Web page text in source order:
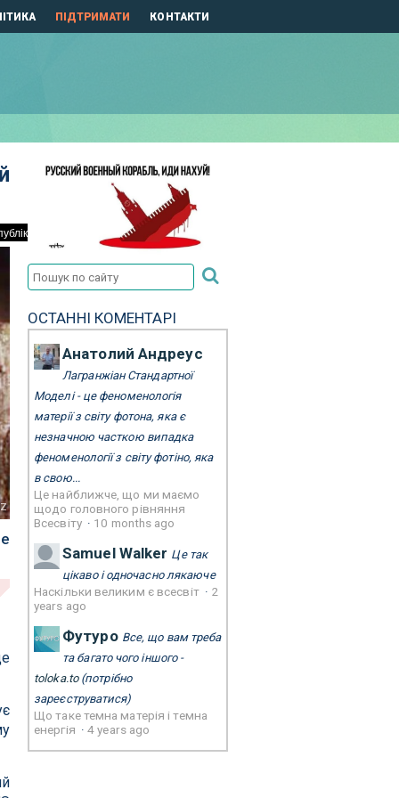
ПІДТРИМАТИ КОНТАКТИ
ОСТАННІ КОМЕНТАРІ
Анатолий Андреус
Лагранжіан Стандартної
Моделі - це феноменологія
матерії з світу фотона, яка є
незначною часткою випадка
феноменології з світу фотіно, яка
в свою...
Це найближче, що ми маємо
щодо головного рівняння
Всесвіту · 10 months ago
Samuel Walker Це так
цікаво і одночасно лякаюче
Наскільки великим є всесвіт · 2
years ago
Футуро Все, що вам треба
та багато чого іншого -
toloka.to(потрібно
зареєструватися)
Що таке темна матерія і темна
енергія ·4 years ago